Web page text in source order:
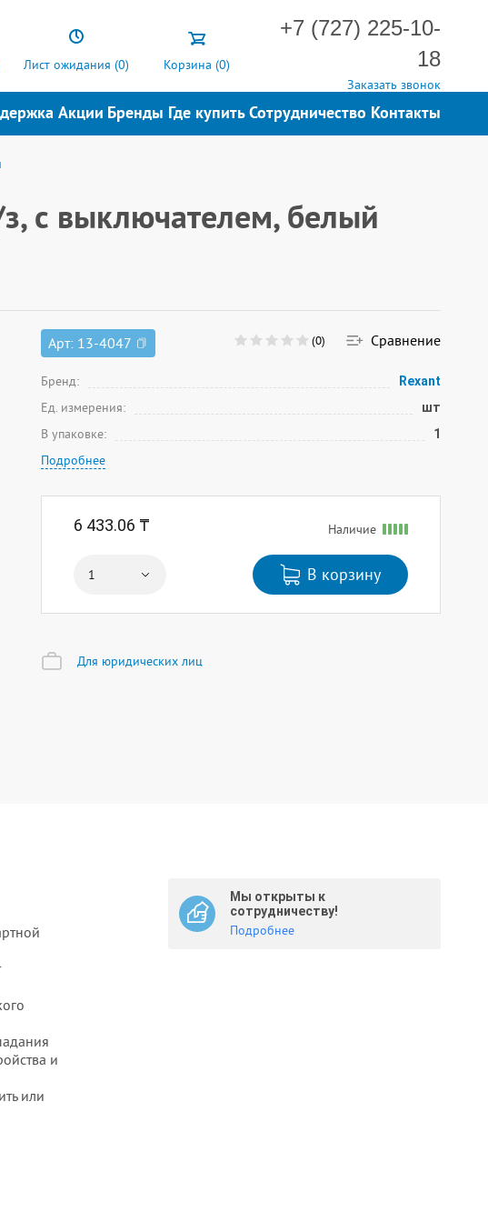
Лист ожидания (0) Корзина (0)
+7 (727) 225-10-
18
Заказать звонок
Акции Бренды Где купитьСотрудничество Контакты
с выключателем, белый
Арт: 13-4047 (0) Сравнение
Бренд: Rexant
Ед. измерения: шт
В упаковке: 1
Подробнее
6 433.06 ₸ Наличие
В корзину
Для юридических лиц
и
или
Мы открыты к
сотрудничеству!
Подробнее